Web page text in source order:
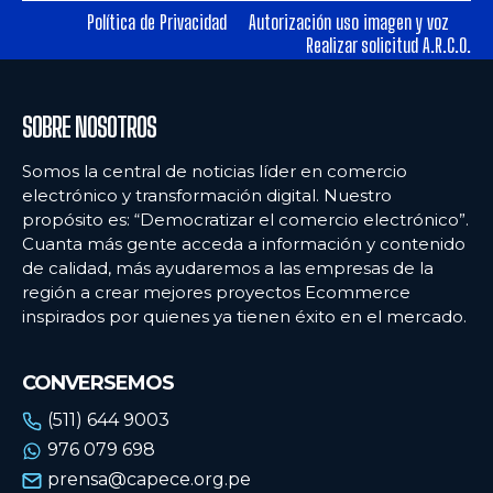
Ecommercenews
ARGENTINA
BOLIVIA
CHILE
COLOMBIA
ECUADOR
URUGUAY
VENEZUELA
Ecommercenews
ARGENTINA
BOLIVIA
CHILE
COLOMBIA
ECUADOR
URUGUAY
VENEZUELA
Política de Privacidad
Autorización uso imagen y voz
Realizar solicitud A.R.C.O.
SOBRE NOSOTROS
Somos la central de noticias líder en comercio
electrónico y transformación digital. Nuestro
propósito es: “Democratizar el comercio electrónico”.
Cuanta más gente acceda a información y contenido
de calidad, más ayudaremos a las empresas de la
región a crear mejores proyectos Ecommerce
inspirados por quienes ya tienen éxito en el mercado.
CONVERSEMOS
(511) 644 9003
976 079 698
prensa@capece.org.pe